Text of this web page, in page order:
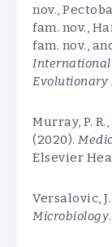
nov.,
fam. nov.,
fam. nov.,
International
Evolutionary
Murray, P.
(2020).
Elsevier
Versalovic,
Microbiology